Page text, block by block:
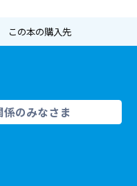
この本の購入先
のみなさま